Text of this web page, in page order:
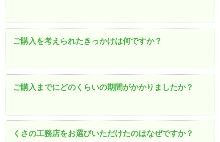
ご購入を考えられたきっかけは何ですか？
ご購入までにどのくらいの期間がかかりましたか？
くさの工務店をお選びいただけたのはなぜですか？